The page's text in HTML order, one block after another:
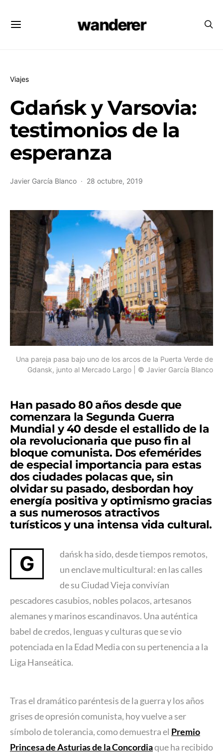
wanderer
Viajes
Gdańsk y Varsovia:
testimonios de la
esperanza
Javier García Blanco 28 octubre, 2019
Una pareja pasa bajo uno de los arcos de la Puerta Verde de
Gdansk, junto al Mercado Largo | © Javier García Blanco
Han pasado 80 años desde que
comenzara la Segunda Guerra
Mundial y 40 desde el estallido de la
ola revolucionaria que puso fin al
bloque comunista. Dos efemérides
de especial importancia para estas
dosciudades polacasque, sin
olvidar su pasado, desbordan hoy
energía positiva y optimismo gracias
a sus numerosos atractivos
turísticos y una intensa vida cultural.
G
dańsk ha sido, desde tiempos remotos,
un enclave multicultural: en las calles
de su Ciudad Vieja convivían
pescadores casubios, nobles polacos, artesanos
alemanes y marinos escandinavos. Una auténtica
babel de credos, lenguas y culturas que se vio
potenciada en la Edad Media con su pertenencia a la
Liga Hanseática.
Tras el dramático paréntesis de la guerra y los años
grises de opresión comunista, hoy vuelve a ser
símbolo de tolerancia, como demuestra el Premio
Princesa de Asturias de la Concordiaque ha recibido